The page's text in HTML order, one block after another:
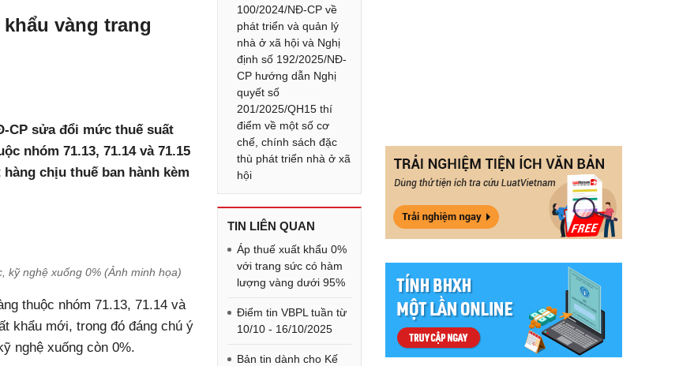
vàng trang
CP sửa đổi mức thuế suất
nhóm 71.13, 71.14 và 71.15
chịu thuế ban hành kèm
kỹ nghệ xuống 0% (Ảnh minh họa)
thuộc nhóm 71.13, 71.14 và
khẩu mới, trong đó đáng chú ý
nghệ xuống còn 0%.
100/2024/NĐ-CP về
phát triển và quản lý
nhà ở xã hội và Nghị
định số 192/2025/NĐ-
CP hướng dẫn Nghị
quyết số
201/2025/QH15 thí
điểm về một số cơ
chế, chính sách đặc
thù phát triển nhà ở xã
hội
TIN LIÊN QUAN
Áp thuế xuất khẩu 0%
với trang sức có hàm
lượng vàng dưới 95%
Điểm tin VBPL tuần từ
10/10 - 16/10/2025
Bản tin dành cho Kế